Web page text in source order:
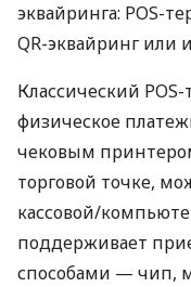
эквайринга: POS-
QR-эквайринг или
Классический
физическое
чековым
торговой точке,
кассовой/
поддерживает
способами — чип,